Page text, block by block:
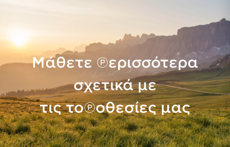
Μάθετε περισσότερα
σχετικά με
τις τοποθεσίες μας